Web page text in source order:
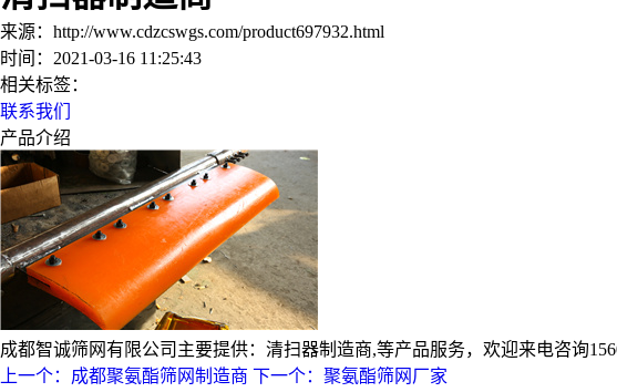
来源：http://www.cdzcswgs.com/product697932.html
时间：2021-03-16 11:25:43
相关标签：
联系我们
产品介绍
成都智诚筛网有限公司主要提供：清扫器制造商,等产品服务，欢迎来电咨询
上一个：成都聚氨酯筛网制造商 下一个：聚氨酯筛网厂家